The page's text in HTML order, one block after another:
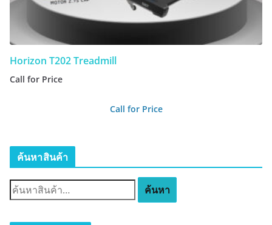
Horizon T202 Treadmill
Call for Price
Call for Price
ค้นหาสินค้า
ค้
น
ค้นหา